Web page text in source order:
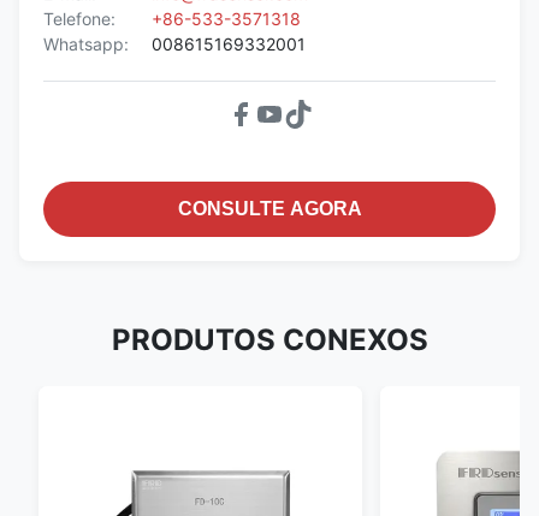
Telefone:
+86-533-3571318
Whatsapp:
008615169332001
CONSULTE AGORA
PRODUTOS CONEXOS